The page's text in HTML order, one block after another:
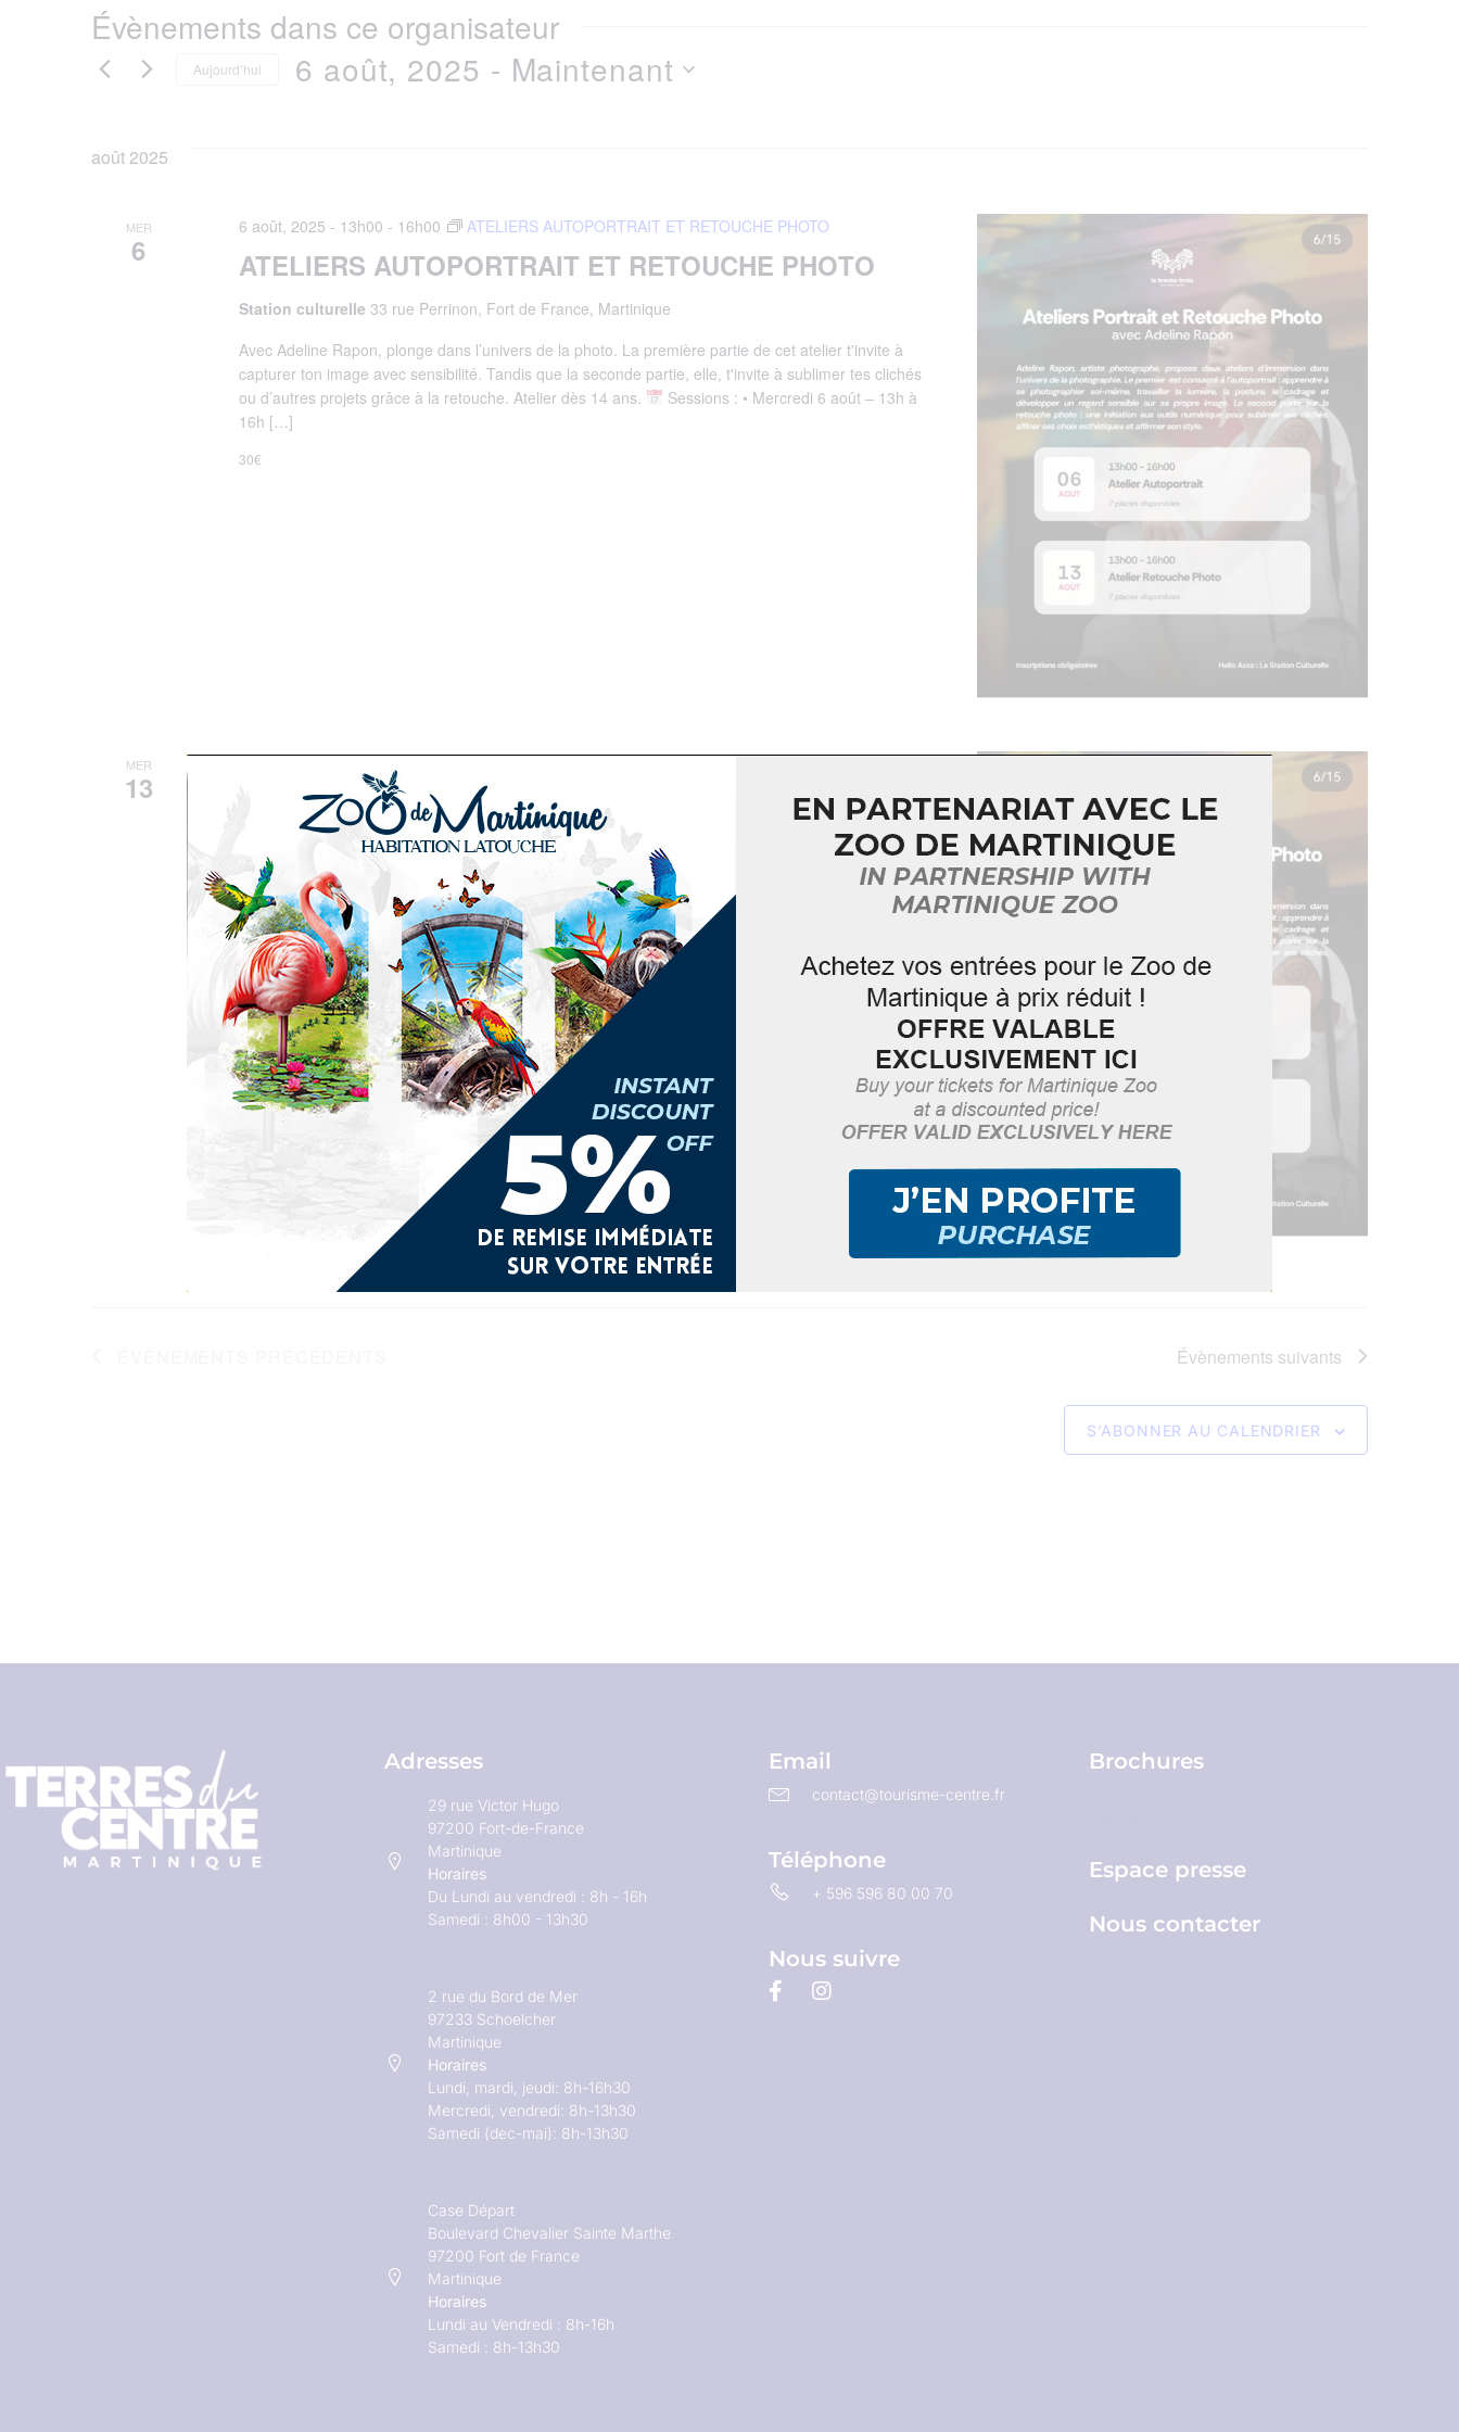
Évènements dans ce organisateur
Aujourd’hui 6 août, 2025 - Maintenant
août 2025
MER
6 ATELIERS AUTOPORTRAIT ET RETOUCHE PHOTO
6 août, 2025 - 13h00 - 16h00 ATELIERS AUTOPORTRAIT ET RETOUCHE PHOTO
Station culturelle 33 rue Perrinon, Fort de France, Martinique
Avec Adeline Rapon, plonge dans l’univers de la photo. La première partie de cet atelier t'invite à
capturer ton image avec sensibilité. Tandis que la seconde partie, elle, t'invite à sublimer tes clichés
ou d’autres projets grâce à la retouche. Atelier dès 14 ans.
Sessions : • Mercredi 6 août – 13h à
16h […]
30€
MER
13 ATELIERS AUTOPORTRAIT ET RETOUCHE PHOTO
Station culturelle33 rue Perrinon, Fort de France, Martinique
Avec Adeline Rapon, plonge dans l’univers de la photo. La première partie de cet atelier t'invite à
capturer ton image avec sensibilité. Tandis que la seconde partie, elle, t'invite à sublimer tes clichés
ou d’autres projets grâce à la retouche. Atelier dès 14 ans.
Sessions : • Mercredi 6 août – 13h à
16h […]
30€
Évènements suivants
S’ABONNER AU CALENDRIER
Adresses
29 rue Victor Hugo
97200 Fort-de-France
Martinique
Horaires
Du Lundi au vendredi : 8h - 16h
Samedi : 8h00 - 13h30
2 rue du Bord de Mer
97233 Schoelcher
Martinique
Horaires
Lundi, mardi, jeudi: 8h-16h30
Mercredi, vendredi: 8h-13h30
Samedi (dec-mai): 8h-13h30
Case Départ
Boulevard Chevalier Sainte Marthe
97200 Fort de France
Martinique
Horaires
Lundi au Vendredi : 8h-16h
Samedi : 8h-13h30
Email
contact@tourisme-centre.fr
Téléphone
+ 596 596 80 00 70
Nous suivre
Brochures
Espace presse
Nous contacter